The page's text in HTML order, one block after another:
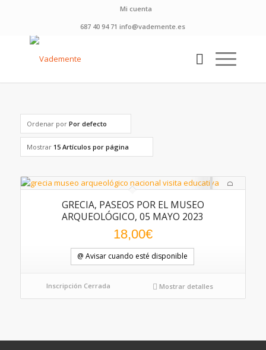
Mi cuenta
687 40 94 71 info@vademente.es
Ordenar por Por defecto
Mostrar 15 Artículos por página
GRECIA, PASEOS POR EL MUSEO
ARQUEOLÓGICO, 05 MAYO 2023
18,00€
@ Avisar cuando esté disponible
Inscripción Cerrada Mostrar detalles